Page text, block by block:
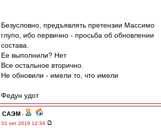
Безусловно, предъявлять претензии Массимо
глупо, ибо первично - просьба об обновлении
состава.
Ее выполнили? Нет
Все остальное вторично.
Не обновили - имели то, что имели
Федун удот
САЭМ -
01 окт 2019 12:34